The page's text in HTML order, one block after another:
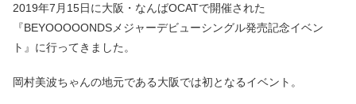
2019年7月15日に大阪・なんばOCATで開催された
『BEYOOOOONDSメジャーデビューシングル発売記念イベン
ト』に行ってきました。
岡村美波ちゃんの地元である大阪では初となるイベント。